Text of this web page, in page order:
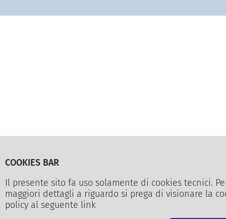
COOKIES BAR
Il presente sito fa uso solamente di cookies tecnici.
maggiori dettagli a riguardo si prega di visionare la
policy al seguente link